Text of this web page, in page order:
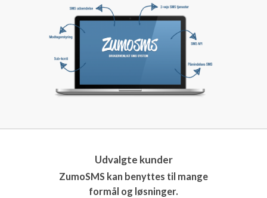
Udvalgte kunder
ZumoSMS kan benyttes til mange
formål og løsninger.